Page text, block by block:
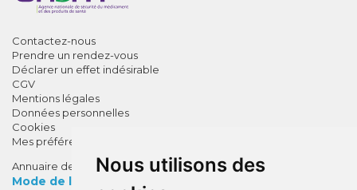
Nous utilisons des
Contactez-nous
Prendre un rendez-vous
Déclarer un effet indésirable
CGV
Mentions légales
Données personnelles
Cookies
Mes préférences Cookies
Annuaire des pharmacies
Mode de livraison